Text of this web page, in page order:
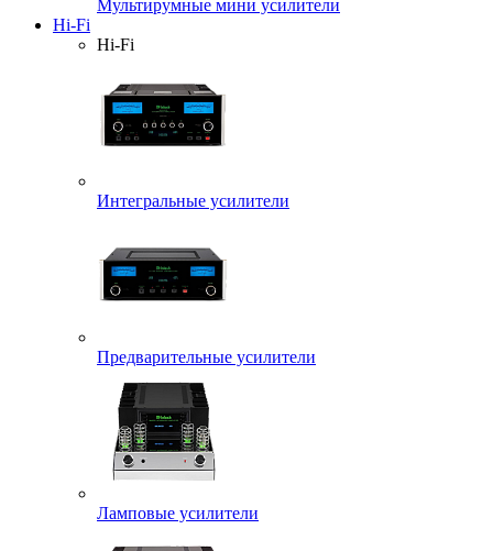
Мультирумные мини усилители
Hi-Fi
Hi-Fi
Интегральные усилители
Предварительные усилители
Ламповые усилители